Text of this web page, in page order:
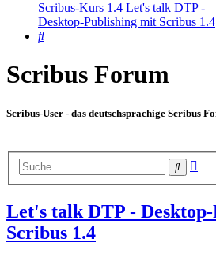
Scribus-Kurs 1.4 Let's talk DTP -
Desktop-Publishing mit Scribus 1.4
Suche
Scribus Forum
Scribus-User - das deutschsprachige Scribus
Suche
Let's talk DTP -
Scribus 1.4